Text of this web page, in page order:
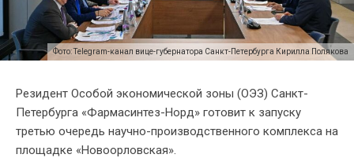
Фото: Telegram-канал вице-губернатора Санкт-Петербурга Кирилла Полякова
Резидент Особой экономической зоны (ОЭЗ) Санкт-
Петербурга «Фармасинтез-Норд» готовит к запуску
третью очередь научно-производственного комплекса на
площадке «Новоорловская».